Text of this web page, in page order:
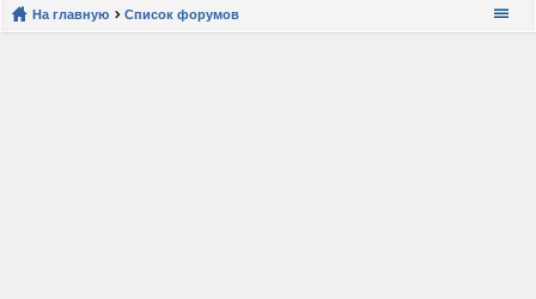
На главную Список форумов